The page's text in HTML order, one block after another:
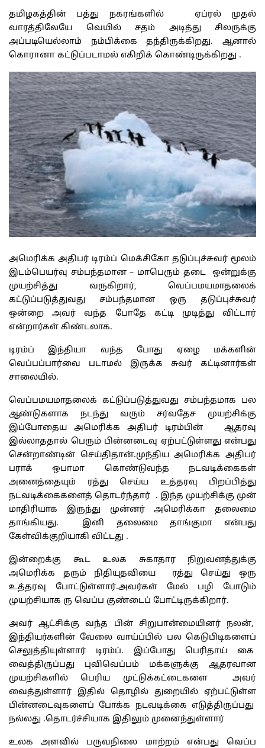
தமிழகத்தின் பத்து நகரங்களில் ஏப்ரல் முதல்
வாரத்திலேயே வெயில் சதம் அடித்து சிலருக்கு
அப்படியெல்லாம் நம்பிக்கை தந்திருக்கிறது. ஆனால்
கொரானா கட்டுப்படாமல் எகிறிக் கொண்டிருக்கிறது .
அமெரிக்க அதிபர் டிரம்ப் மெக்சிகோ தடுப்புச்சுவர் மூலம்
இடம்பெயர்வு சம்பந்தமான – மாபெரும் தடை ஒன்றுக்கு
முயற்சித்து வருகிறார், வெப்பமயமாதலைக்
கட்டுப்படுத்துவது சம்பந்தமான ஒரு தடுப்புச்சுவர்
ஒன்றை அவர் வந்த போதே கட்டி முடித்து விட்டார்
என்றார்கள் கிண்டலாக.
டிரம்ப் இந்தியா வந்த போது ஏழை மக்களின்
வெப்பப்பார்வை படாமல் இருக்க சுவர் கட்டினார்கள்
சாலையில்.
வெப்பமயமாதலைக் கட்டுப்படுத்துவது சம்பந்தமாக பல
ஆண்டுகளாக நடந்து வரும் சர்வதேச முயற்சிக்கு
இப்போதைய அமெரிக்க அதிபர் டிரம்பின் ஆதரவு
இல்லாததால் பெரும் பின்னடைவு ஏற்பட்டுள்ளது என்பது
சென்றாண்டின் செய்திதான்.முந்திய அமெரிக்க அதிபர்
பராக் ஒபாமா கொண்டுவந்த நடவடிக்கைகள்
அனைத்தையும் ரத்து செய்ய உத்தரவு பிறப்பித்து
நடவடிக்கைகளைத் தொடர்ந்தார் . இந்த முயற்சிக்கு முன்
மாதிரியாக இருந்து முன்னர் அமெரிக்கா தலைமை
தாங்கியது. இனி தலைமை தாங்குமா என்பது
கேள்விக்குறியாகி விட்டது .
இன்றைக்கு கூட உலக சுகாதார நிறுவனத்துக்கு
அமெரிக்க தரும் நிதியுதவியை ரத்து செய்து ஒரு
உத்தரவு போட்டுள்ளார்.அவர்கள் மேல் பழி போடும்
முயற்சியாக ரு வெப்ப குண்டைப் போட்டிருக்கிறார்.
அவர் ஆட்சிக்கு வந்த பின் சிறுபான்மையினர் நலன்,
இந்தியர்களின் வேலை வாய்ப்பில் பல கெடுபிடிகளைப்
செலுத்தியுள்ளார் டிரம்ப். இப்போது பெரிதாய் கை
வைத்திருப்பது புவிவெப்பம் மக்களுக்கு ஆதரவான
முயற்சிகளில் பெரிய முட்டுக்கட்டைகளை அவர்
வைத்துள்ளார் இதில் தொழில் துறையில் ஏற்பட்டுள்ள
பின்னடைவுகளைப் போக்க நடவடிக்கை எடுத்திருப்பது
நல்லது .தொடர்ச்சியாக இதிலும் முனைந்துள்ளார்
உலக அளவில் பருவநிலை மாற்றம் என்பது வெப்ப